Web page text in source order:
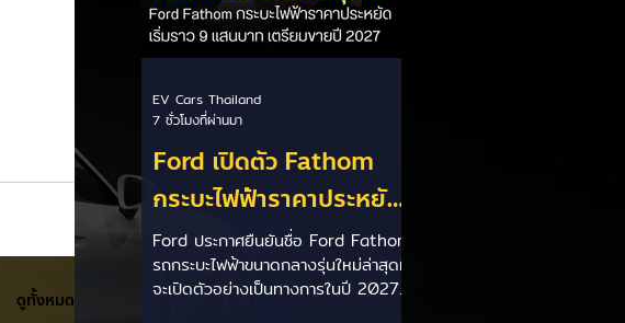
ดูทั้งหมด
Ford เปิดตัว Fathom
กระบะไฟฟ้าราคาประหยัด
เริ่มไม่ถึง 1 ล้านบาท
เตรียมขายปี 2027 ท้าชน
Ford ประกาศยืนยันชื่อ Ford Fathom
รถกระบะไฟฟ้าขนาดกลางรุ่นใหม่ล่าสุดที่
จะเปิดตัวอย่างเป็นทางการในปี 2027
EV Cars Thailand
7 ชั่วโมงที่ผ่านมา